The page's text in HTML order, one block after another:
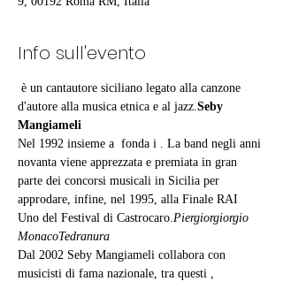
Info sull'evento
d'autore alla musica etnica e al jazz.Seby
Mangiameli
Nel 1992 insieme a fonda i . La band negli anni
novanta viene apprezzata e premiata in gran
parte dei concorsi musicali in Sicilia per
approdare, infine, nel 1995, alla Finale RAI
Uno del Festival di Castrocaro.Piergiorgiorgio
MonacoTedranura
Dal 2002 Seby Mangiameli collabora con
musicisti di fama nazionale, tra questi ,